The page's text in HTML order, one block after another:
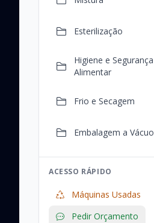
Esterilização
Higiene e Segurança
Alimentar
Frio e Secagem
Embalagem a Vácuo
ACESSO RÁPIDO
Máquinas Usadas
Pedir Orçamento